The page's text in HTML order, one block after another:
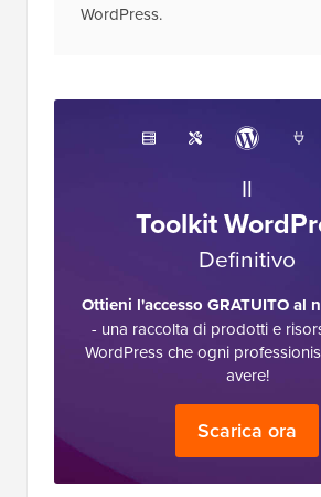
WordPress.
Il
Toolkit
Definitivo
Ottieni l'accesso GRATUITO al
- una raccolta di prodotti e
WordPress che ogni
avere!
Scarica ora